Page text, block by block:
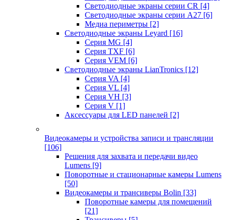
Светодиодные экраны серии CR [4]
Светодиодные экраны серии А27 [6]
Медиа периметры [2]
Светодиодные экраны Leyard [16]
Серия MG [4]
Серия TXF [6]
Серия VEM [6]
Светодиодные экраны LianTronics [12]
Серия VA [4]
Серия VL [4]
Серия VH [3]
Серия V [1]
Аксессуары для LED панелей [2]
Видеокамеры и устройства записи и трансляции
[106]
Решения для захвата и передачи видео
Lumens [9]
Поворотные и стационарные камеры Lumens
[50]
Видеокамеры и трансиверы Bolin [33]
Поворотные камеры для помещений
[21]